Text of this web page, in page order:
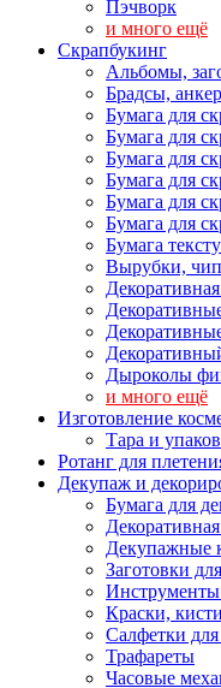
Пэчворк
и много ещё
Скрапбукинг
Альбомы,
Брадсы,
Бумага для
Бумага для
Бумага для
Бумага для
Бумага для
Бумага для
Бумага
Вырубки,
Дыроколы
и много ещё
Изготовление
Тара и
Ротанг для
Декупаж и
Бумага для
Декупажные
Заготовки
Инструменты
Краски,
Салфетки
Трафареты
Часовые